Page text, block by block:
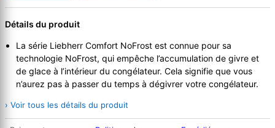
Détails du produit
La série Liebherr Comfort NoFrost est connue pour sa
technologie NoFrost, qui empêche l’accumulation de givre et
de glace à l’intérieur du congélateur. Cela signifie que vous
n’aurez pas à passer du temps à dégivrer votre congélateur.
› Voir tous les détails du produit